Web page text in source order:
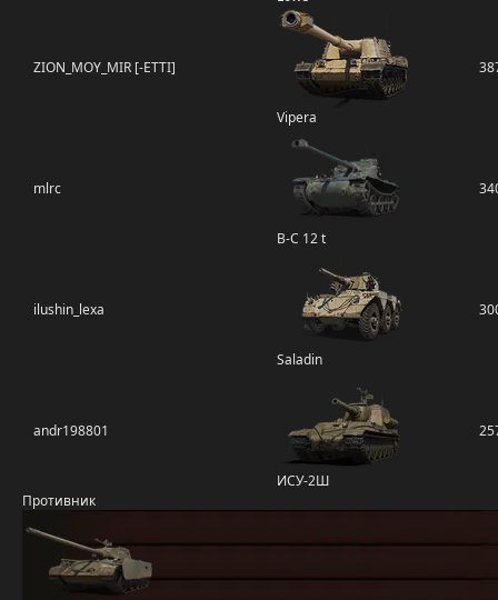
ZION_MOY_MIR [-ETTI]
Vipera
mlrc
B-C 12 t
ilushin_lexa
Saladin
andr198801
ИСУ-2Ш
Противник